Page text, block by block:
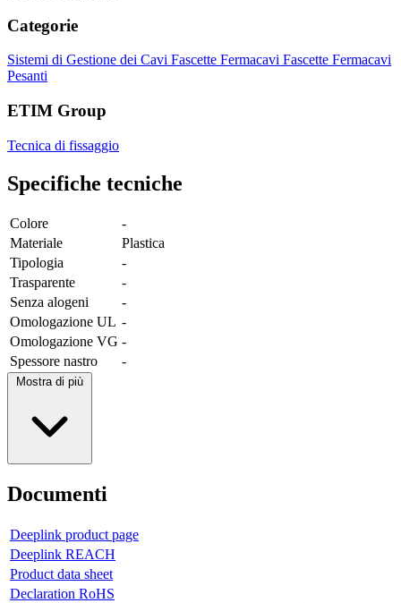
Categorie
Sistemi di Gestione dei Cavi Fascette Fermacavi Fascette Fermacavi
Pesanti
ETIM Group
Tecnica di fissaggio
Specifiche tecniche
Colore
-
Materiale
Plastica
Tipologia
-
Trasparente
-
Senza alogeni
-
Omologazione UL -
Omologazione VG -
Spessore nastro
-
Mostra di più
Documenti
Deeplink product page
Deeplink REACH
Product data sheet
Declaration RoHS